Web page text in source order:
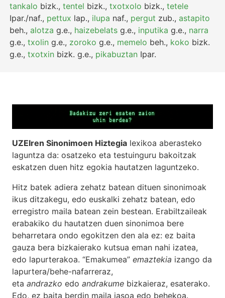
tankalo bizk.,tentel bizk.,txotxolo bizk.,tetele
Ipar./naf., pettux lap., ilupa naf., pergut zub.,astapito
beh.,alotza g.e., haizebelats g.e., inputika g.e., narra
g.e.,txolin g.e., zoroko g.e., memelo beh., koko bizk.
g.e.,txotxin bizk. g.e., pikabuztan Ipar.
UZEIren Sinonimoen Hiztegia lexikoa aberasteko
laguntza da: osatzeko eta testuinguru bakoitzak
eskatzen duen hitz egokia hautatzen laguntzeko.
Hitz batek adiera zehatz batean dituen sinonimoak
ikus ditzakegu, edo euskalki zehatz batean, edo
erregistro maila batean zein bestean. Erabiltzaileak
erabakiko du hautatzen duen sinonimoa bere
beharretara ondo egokitzen den ala ez: ez baita
gauza bera bizkaierako kutsua eman nahi izatea,
edo lapurterakoa. “Emakumea” emaztekia izango da
lapurtera/behe-nafarreraz,
eta andrazko edo andrakume bizkaieraz, esaterako.
Edo, ez baita berdin maila jasoa edo behekoa.